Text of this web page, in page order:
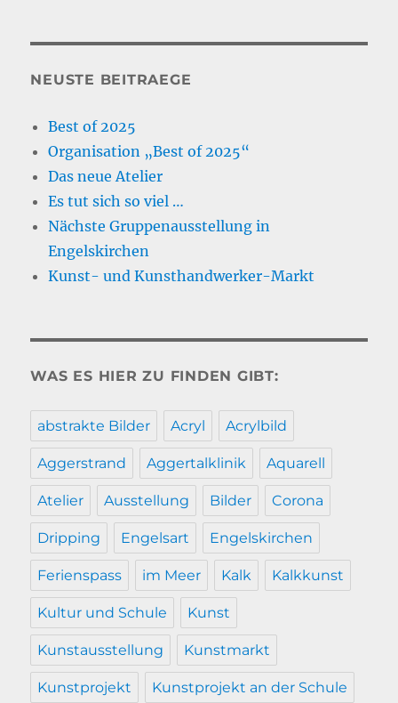
NEUSTE BEITRAEGE
Best of 2025
Organisation „Best of 2025“
Das neue Atelier
Es tut sich so viel …
Nächste Gruppenausstellung in
Engelskirchen
Kunst- und Kunsthandwerker-Markt
WAS ES HIER ZU FINDEN GIBT:
abstrakte Bilder Acryl Acrylbild
Aggerstrand Aggertalklinik Aquarell
Atelier Ausstellung Bilder Corona
Dripping Engelsart Engelskirchen
Ferienspass im Meer Kalk Kalkkunst
Kultur und Schule Kunst
Kunstausstellung Kunstmarkt
Kunstprojekt Kunstprojekt an der Schule